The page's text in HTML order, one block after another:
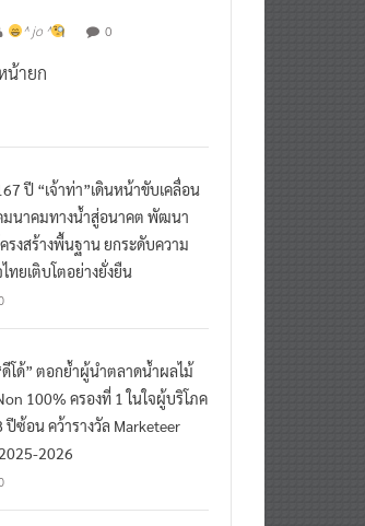
^ jo ^ 0
น้ายก
ปี “เจ้าท่า”เดินหน้าขับเคลื่อน
มนาคมทางน้ำสู่อนาคต พัฒนา
รงสร้างพื้นฐาน ยกระดับความ
ทยเติบโตอย่างยั่งยืน
ดีโด้” ตอกย้ำผู้นำตลาดน้ำผลไม้
100% ครองที่ 1 ในใจผู้บริโภค
ปีซ้อน คว้ารางวัล Marketeer
2026